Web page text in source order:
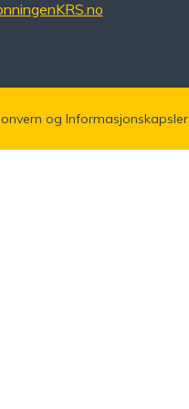
og Informasjonskapsler